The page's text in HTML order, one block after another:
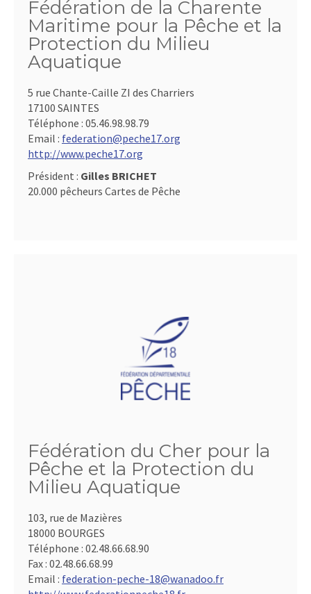
Fédération de la Charente
Maritime pour la Pêche et la
Protection du Milieu
Aquatique
5 rue Chante-Caille ZI des Charriers
17100 SAINTES
Téléphone : 05.46.98.98.79
Email : federation@peche17.org
http://www.peche17.org
Président : Gilles BRICHET
20.000 pêcheurs Cartes de Pêche
Fédération du Cher pour la
Pêche et la Protection du
Milieu Aquatique
103, rue de Mazières
18000 BOURGES
Téléphone : 02.48.66.68.90
Fax : 02.48.66.68.99
Email : federation-peche-18@wanadoo.fr